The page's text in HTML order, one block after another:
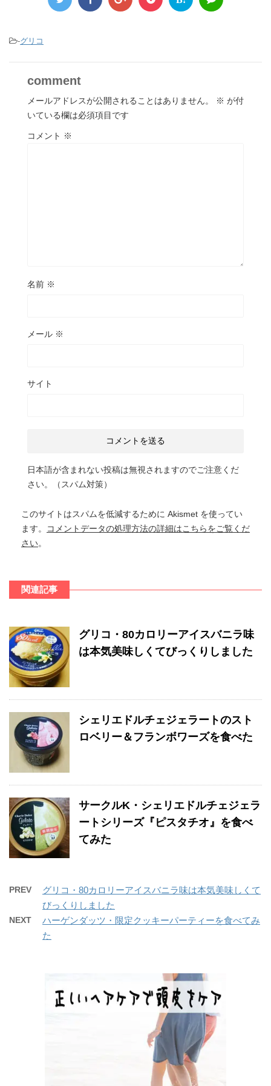
-グリコ
comment
メールアドレスが公開されることはありません。 ※ が付
いている欄は必須項目です
コメント ※
名前 ※
メール ※
サイト
日本語が含まれない投稿は無視されますのでご注意くだ
さい。（スパム対策）
このサイトはスパムを低減するために Akismet を使ってい
ます。
コメントデータの処理方法の詳細はこちらをご覧くだ
さい。
関連記事
グリコ・80カロリーアイスバニラ味
は本気美味しくてびっくりしました
シェリエドルチェジェラートのスト
ロベリー＆フランボワーズを食べた
サークルK・シェリエドルチェジェラ
ートシリーズ『ピスタチオ』を食べ
てみた
PREV
グリコ・80カロリーアイスバニラ味は本気美味しくて
びっくりしました
NEXT
ハーゲンダッツ・限定クッキーパーティーを食べてみ
た